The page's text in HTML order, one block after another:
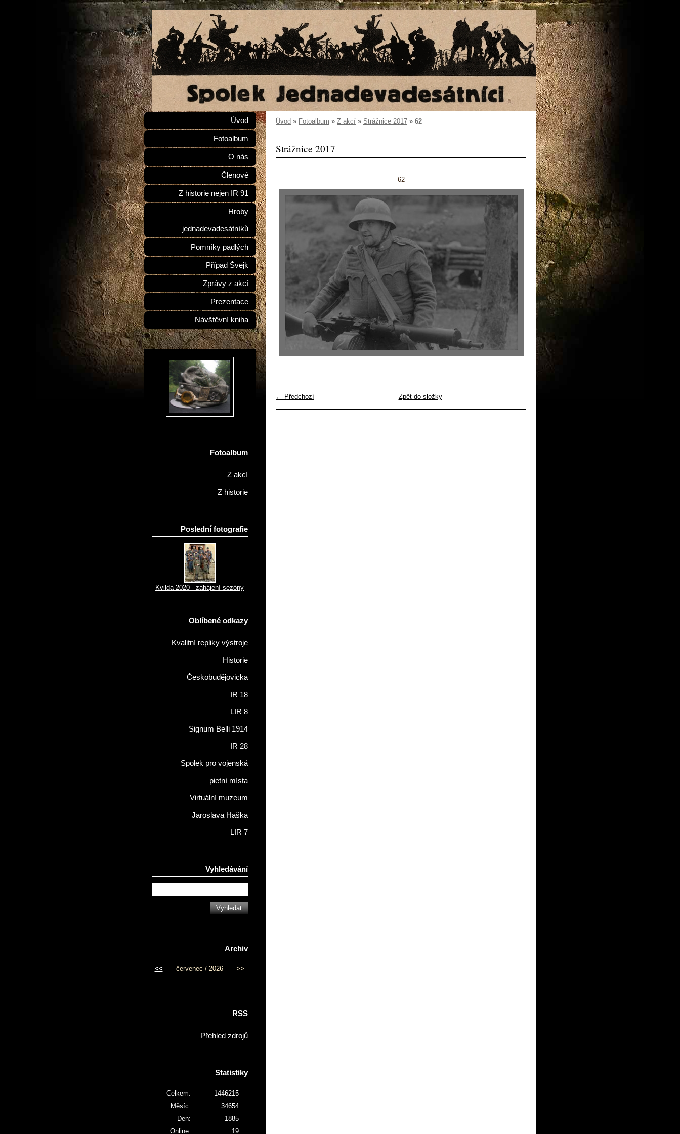
Úvod » Fotoalbum » Z akcí » Strážnice 2017 » 62
Strážnice 2017
62
← Předchozí Zpět do složky
Úvod
Fotoalbum
O nás
Členové
Z historie nejen IR 91
Hroby
jednadevadesátníků
Pomníky padlých
Případ Švejk
Zprávy z akcí
Prezentace
Návštěvní kniha
Fotoalbum
Z akcí
Z historie
Poslední fotografie
Kvilda 2020 - zahájení sezóny
Oblíbené odkazy
Kvalitní repliky výstroje
Historie
Českobudějovicka
IR 18
LIR 8
Signum Belli 1914
IR 28
Spolek pro vojenská
pietní místa
Virtuální muzeum
Jaroslava Haška
LIR 7
Vyhledávání
Archiv
<< červenec / 2026 >>
RSS
Přehled zdrojů
Statistiky
Online: 19
Celkem:
1446215
Měsíc:
34654
Den:
1885